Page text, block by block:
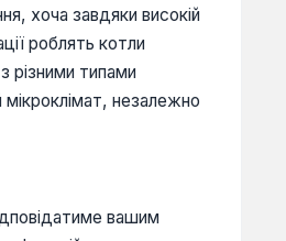
хоча завдяки високій
роблять котли
різними типами
незалежно
вашим